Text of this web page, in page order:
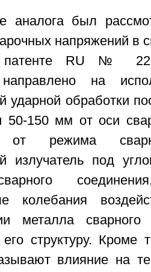
аналога был
напряжений в
патенте RU №
направлено на
ударной обработки
50-150 мм от оси
от режима
излучатель под
колебания
металла
структуру. Кроме
влияние на